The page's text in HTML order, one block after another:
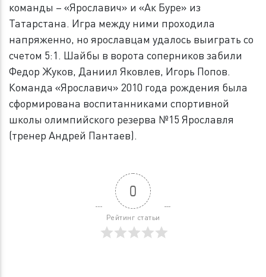
команды – «Ярославич» и «Ак Буре» из
Татарстана. Игра между ними проходила
напряженно, но ярославцам удалось выиграть со
счетом 5:1. Шайбы в ворота соперников забили
Федор Жуков, Даниил Яковлев, Игорь Попов.
Команда «Ярославич» 2010 года рождения была
сформирована воспитанниками спортивной
школы олимпийского резерва №15 Ярославля
(тренер Андрей Пантаев).
0
Рейтинг статьи